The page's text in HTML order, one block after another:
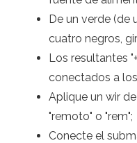
De un verde (de
cuatro negros,
Los resultantes
conectados a
Aplique un wir
"remoto" o "rem";
Conecte el